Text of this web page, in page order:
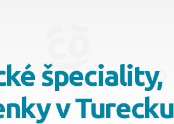
špeciality,
v Turecku